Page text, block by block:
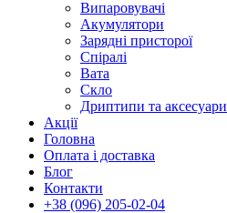
Випаровувачі
Акумулятори
Зарядні присторої
Спіралі
Вата
Скло
Дриптипи та аксесуари
Акції
Головна
Оплата і доставка
Блог
Контакти
+38 (096) 205-02-04